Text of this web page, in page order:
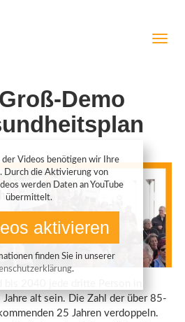
Demo
Videos benötigen wir Ihre
Durch die Aktivierung von
werden Daten an YouTube
übermittelt.
aktivieren
finden Sie in unserer
.
2040 jede dritte Person in
alt sein. Die Zahl der über 85-
25 Jahren verdoppeln.